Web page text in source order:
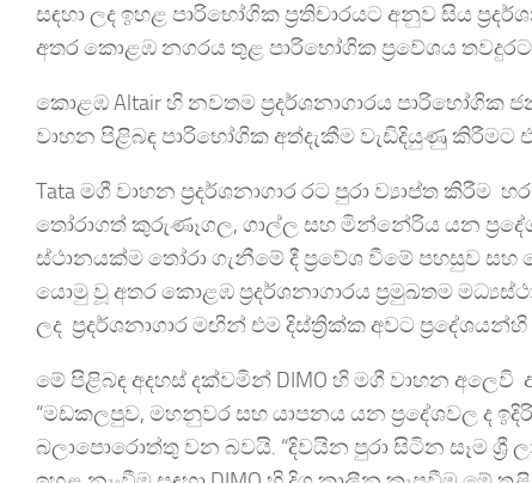
සඳහා ලද ඉහළ පාරිභෝගික ප්‍රතිචාරයට අනුව සිය
අතර කොළඹ නගරය තුළ පාරිභෝගික ප්‍රවේශය
කොළඹ Altair හි නවතම ප්‍රදර්ශනාගාරය පාරිභෝගික
වාහන පිළිබඳ පාරිභෝගික අත්දැකීම වැඩිදියුණු කිරීමට
Tata මගී වාහන ප්‍රදර්ශනාගාර රට පුරා ව්‍යාප්ත
තෝරාගත් කුරුණෑගල, ගාල්ල සහ මින්නේරිය යන
ස්ථානයක්ම තෝරා ගැනීමේ දී ප්‍රවේශ වීමේ පහසුව
යොමු වූ අතර කොළඹ ප්‍රදර්ශනාගාරය ප්‍රමුඛතම
ලද ප්‍රදර්ශනාගාර මඟින් එම දිස්ත්‍රික්ක අවට
මේ පිළිබඳ අදහස් දක්වමින් DIMO හි මගී වාහන අලෙවි
“මඩකලපුව, මහනුවර සහ යාපනය යන ප්‍රදේශවල ද
බලාපොරොත්තු වන බවයි. “දිවයින පුරා සිටින සෑම